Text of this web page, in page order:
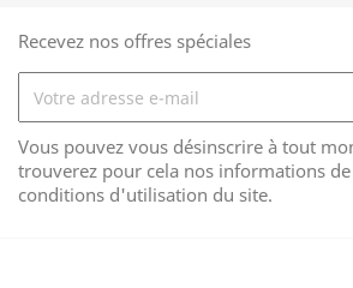
Recevez nos offres spéciales
Vous pouvez vous désinscrire à tout
trouverez pour cela nos informations
conditions d'utilisation du site.